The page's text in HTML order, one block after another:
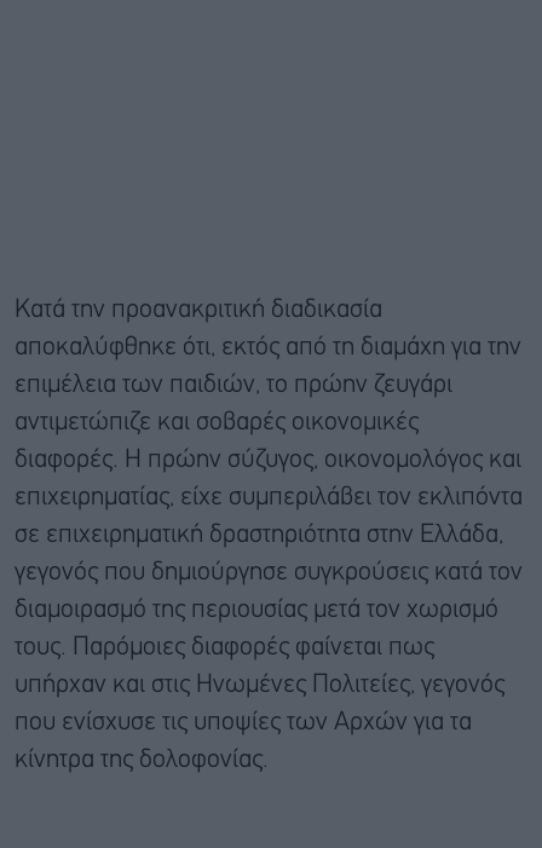
Κατά την προανακριτική διαδικασία
αποκαλύφθηκε ότι, εκτός από τη διαμάχη για την
επιμέλεια των παιδιών, το πρώην ζευγάρι
αντιμετώπιζε και σοβαρές οικονομικές
διαφορές. Η πρώην σύζυγος, οικονομολόγος και
επιχειρηματίας, είχε συμπεριλάβει τον εκλιπόντα
σε επιχειρηματική δραστηριότητα στην Ελλάδα,
γεγονός που δημιούργησε συγκρούσεις κατά τον
διαμοιρασμό της περιουσίας μετά τον χωρισμό
τους. Παρόμοιες διαφορές φαίνεται πως
υπήρχαν και στις Ηνωμένες Πολιτείες, γεγονός
που ενίσχυσε τις υποψίες των Αρχών για τα
κίνητρα της δολοφονίας.